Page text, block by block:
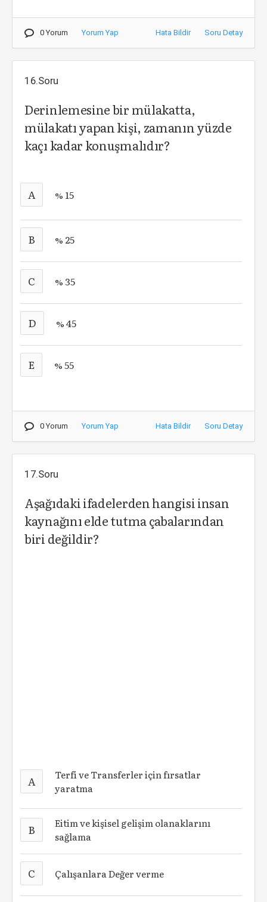
0 Yorum Yorum Yap Hata Bildir Soru Detay
16.Soru
Derinlemesine bir mülakatta,
mülakatı yapan kişi, zamanın yüzde
kaçı kadar konuşmalıdır?
A % 15
B % 25
C % 35
D % 45
E % 55
0 Yorum Yorum Yap Hata Bildir Soru Detay
17.Soru
Aşağıdaki ifadelerden hangisi insan
kaynağını elde tutma çabalarından
biri değildir?
A
Terfi ve Transferler için fırsatlar
yaratma
B
Eitim ve kişisel gelişim olanaklarını
sağlama
C Çalışanlara Değer verme